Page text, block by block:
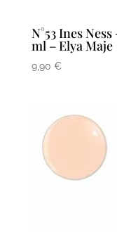
N°53 Ines
ml – Elya Maje
9,90 €